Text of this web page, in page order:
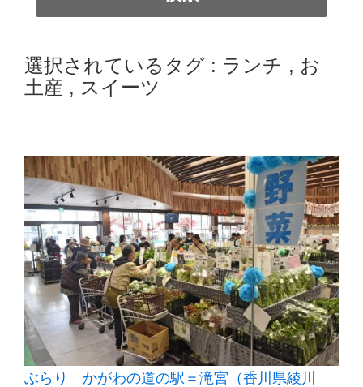
選択されているタグ : ランチ , お
土産 , スイーツ
ぶらり かがわの道の駅＝滝宮（香川県綾川